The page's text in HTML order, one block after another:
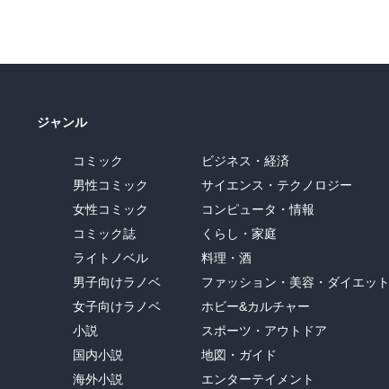
ジャンル
コミック
男性コミック
女性コミック
コミック誌
ライトノベル
男子向けラノベ
女子向けラノベ
小説
国内小説
海外小説
ビジネス・経済
サイエンス・テクノロジー
コンピュータ・情報
くらし・家庭
料理・酒
ファッション・美容・ダイエット
ホビー&カルチャー
スポーツ・アウトドア
地図・ガイド
エンターテイメント